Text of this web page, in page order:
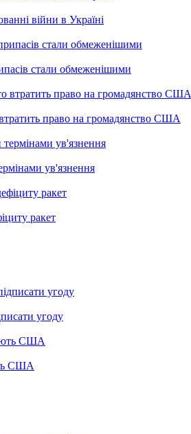
війни в Україні
стали обмеженішими
право на громадянство США
ув'язнення
ракет
угоду
США